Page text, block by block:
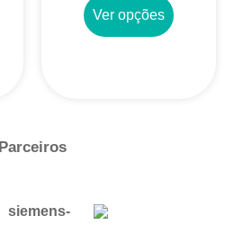
Ver opções
Parceiros